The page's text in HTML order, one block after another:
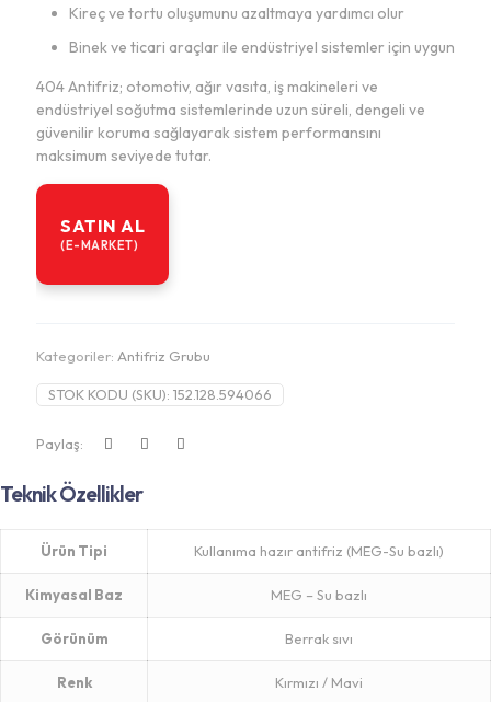
Kireç ve tortu oluşumunu azaltmaya yardımcı olur
Binek ve ticari araçlar ile endüstriyel sistemler için uygun
404 Antifriz; otomotiv, ağır vasıta, iş makineleri ve
endüstriyel soğutma sistemlerinde uzun süreli, dengeli ve
güvenilir koruma sağlayarak sistem performansını
maksimum seviyede tutar.
SATIN AL
(E-MARKET)
Kategoriler: Antifriz Grubu
STOK KODU (SKU): 152.128.594066
Paylaş:
Teknik Özellikler
Ürün Tipi Kullanıma hazır antifriz (MEG-Su bazlı)
Kimyasal Baz MEG – Su bazlı
Görünüm Berrak sıvı
Renk Kırmızı / Mavi